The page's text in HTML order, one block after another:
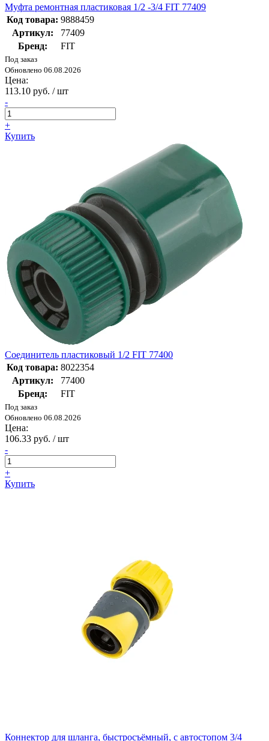
Муфта ремонтная пластиковая 1/2 -3/4 FIT 77409
Код товара: 9888459
Артикул:
77409
Бренд:
FIT
Под заказ
Обновлено 06.08.2026
Цена:
113.10 руб. / шт
-
+
Купить
Соединитель пластиковый 1/2 FIT 77400
Код товара: 8022354
Артикул:
77400
Бренд:
FIT
Под заказ
Обновлено 06.08.2026
Цена:
106.33 руб. / шт
-
+
Купить
Коннектор для шланга, быстросъёмный, с автостопом 3/4